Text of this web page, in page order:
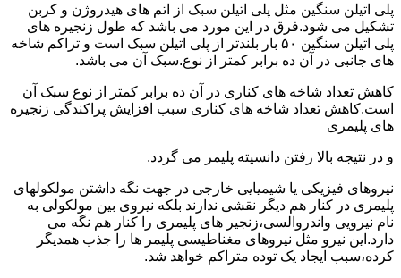
پلی اتیلن سنگین مثل پلی اتیلن سبک از اتم های هیدروژن و کربن
تشکیل می شود.فرق در این مورد می باشد که طول زنجیره های
پلی اتیلن سنگین ۵۰ بار بلندتر از پلی اتیلن سبک است و تراکم شاخه
های جانبی در آن ده برابر کمتر از نوع.سبک آن می باشد.
کاهش تعداد شاخه های کناری در آن ده برابر کمتر از نوع سبک آن
است.کاهش تعداد شاخه های کناری سبب افزایش پراکندگی زنجیره
های پلیمری
و در نتیجه بالا رفتن دانسیته پلیمر می گردد.
نیروهای فیزیکی یا شیمیایی خارجی در جهت نگه داشتن مولکولهای
پلیمری در کنار هم دیگر نقشی ندارند بلکه نیروی بین مولکولی به
نام نیرویی واندروالسی،زنجیر های پلیمری را کنار هم نگه می
دارد.این نیرو مثل نیروهای مغناطیسی پلیمر ها را جذب همدیگر
کرده،سبب ایجاد یک توده متراکم خواهد شد.